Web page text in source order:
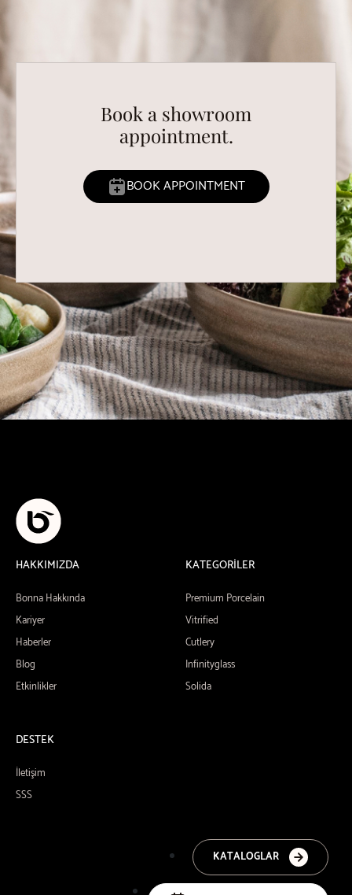
Book a showroom
appointment.
BOOK APPOINTMENT
HAKKIMIZDA
Bonna Hakkında
Kariyer
Haberler
Blog
Etkinlikler
KATEGORİLER
Premium Porcelain
Vitrified
Cutlery
Infinityglass
Solida
DESTEK
İletişim
SSS
KATALOGLAR